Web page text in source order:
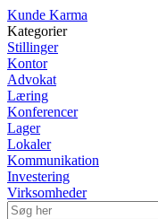
Kunde Karma
Kategorier
Stillinger
Kontor
Advokat
Læring
Konferencer
Lager
Lokaler
Kommunikation
Investering
Virksomheder